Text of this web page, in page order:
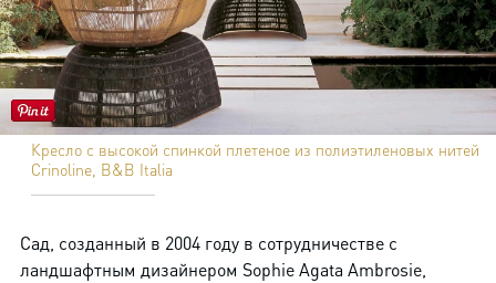
Кресло с высокой спинкой плетеное из полиэтиленовых нитей
Crinoline, B&B Italia
Сад, созданный в 2004 году в сотрудничестве с
ландшафтным дизайнером Sophie Agata Ambrosie,